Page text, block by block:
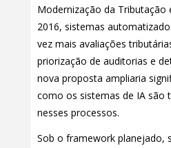
Modernização da Tributação
2016, sistemas
vez mais avaliações
priorização de auditorias e
nova proposta ampliaria
como os sistemas de IA são
nesses processos.
Sob o framework planejado,